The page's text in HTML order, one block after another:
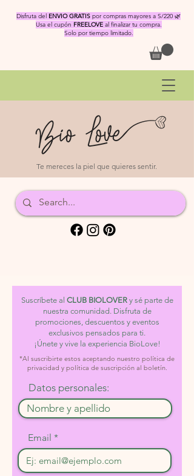
Te mereces la piel que quieres sentir.
Disfruta del ENVIO GRATIS por compras mayores a S/220 🌿
Usa el cupón FREELOVEal finalizar tu compra.
Solo por tiempo limitado.
Suscríbete al CLUB BIOLOVERy sé parte de
nuestra comunidad. Disfruta de
promociones, descuentos y eventos
exclusivos pensados para ti.
¡Únete y vive la experiencia BioLove!
*Al suscribirte estos aceptando nuestro política de
privacidad y política de suscripción al boletín.
Datos personales:
Email